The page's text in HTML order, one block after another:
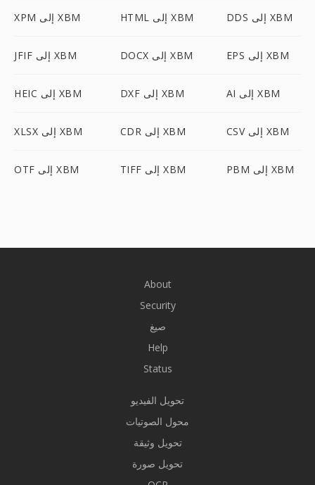
XPM إلى XBM HTML إلى XBM DDS إلى XBM
JFIF إلى XBM DOCX إلى XBM EPS إلى XBM
HEIC إلى XBM DXF إلى XBM AI إلى XBM
XLSX إلى XBM CDR إلى XBM CSV إلى XBM
OTF إلى XBM TIFF إلى XBM PBM إلى XBM
About
Security
صيغ
Help
Status
تحويل الفيديو
محول الصوتيات
تحويل وثيقة
تحويل صورة